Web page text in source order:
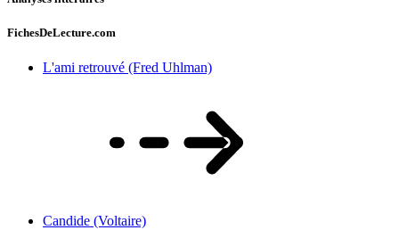
FichesDeLecture.com
L'ami retrouvé (Fred Uhlman)
Candide (Voltaire)